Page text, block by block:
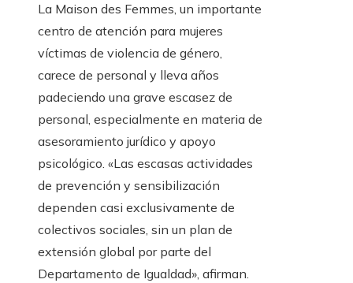
La Maison des Femmes, un importante
centro de atención para mujeres
víctimas de violencia de género,
carece de personal y lleva años
padeciendo una grave escasez de
personal, especialmente en materia de
asesoramiento jurídico y apoyo
psicológico. «Las escasas actividades
de prevención y sensibilización
dependen casi exclusivamente de
colectivos sociales, sin un plan de
extensión global por parte del
Departamento de Igualdad», afirman.